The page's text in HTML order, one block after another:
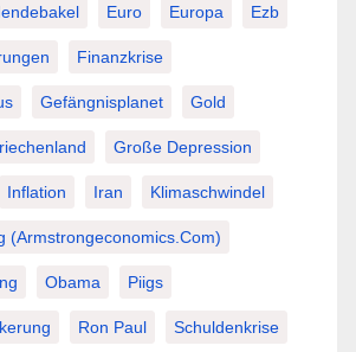
Euro Europa Ezb
Finanzkrise
Gefängnisplanet Gold
Große Depression
Inflation Iran Klimaschwindel
(Armstrongeconomics.com)
Obama Piigs
Ron Paul Schuldenkrise